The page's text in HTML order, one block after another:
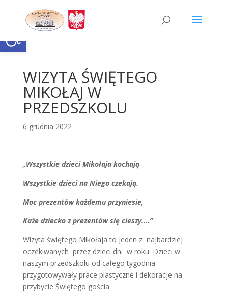
contentOtwórz pasek narzędzi
WIZYTA ŚWIĘTEGO
MIKOŁAJ W
PRZEDSZKOLU
6 grudnia 2022
„Wszystkie dzieci Mikołaja kochają
Wszystkie dzieci na Niego czekają.
Moc prezentów każdemu przyniesie,
Każe dziecko z prezentów się cieszy….”
Wizyta świętego Mikołaja to jeden z najbardziej
oczekiwanych przez dzieci dni w roku. Dzieci w
naszym przedszkolu od całego tygodnia
przygotowywały prace plastyczne i dekoracje na
przybycie Świętego gościa.